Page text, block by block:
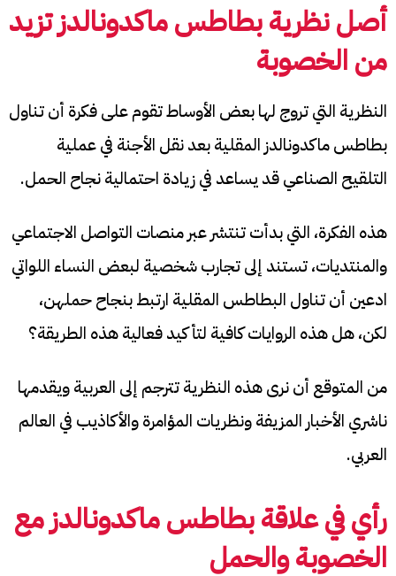
أصل نظرية بطاطس ماكدونالدز تزيد
من الخصوبة
النظرية التي تروج لها بعض الأوساط تقوم على فكرة أن تناول
بطاطس ماكدونالدز المقلية بعد نقل الأجنة في عملية
التلقيح الصناعي قد يساعد في زيادة احتمالية نجاح الحمل.
هذه الفكرة، التي بدأت تنتشر عبر منصات التواصل الاجتماعي
والمنتديات، تستند إلى تجارب شخصية لبعض النساء اللواتي
ادعين أن تناول البطاطس المقلية ارتبط بنجاح حملهن،
لكن، هل هذه الروايات كافية لتأكيد فعالية هذه الطريقة؟
من المتوقع أن نرى هذه النظرية تترجم إلى العربية ويقدمها
ناشري الأخبار المزيفة ونظريات المؤامرة والأكاذيب في العالم
العربي.
رأي في علاقة بطاطس ماكدونالدز مع
الخصوبة والحمل